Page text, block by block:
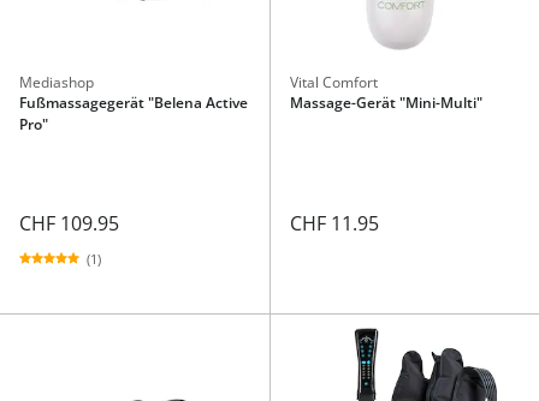
Mediashop
Fußmassagegerät "Belena Active
Pro"
CHF 109.95
(1)
Vital Comfort
Massage-Gerät "Mini-Multi"
CHF 11.95